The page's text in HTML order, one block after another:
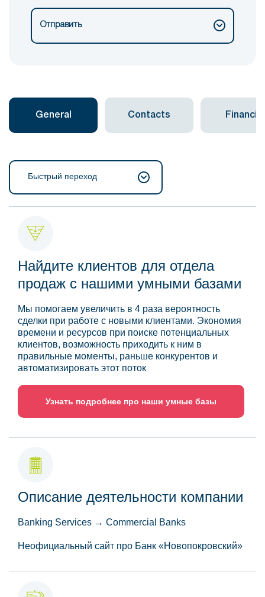
Отправить
General Contacts Financial
Быстрый переход
Найдите клиентов для отдела
продаж с нашими умными базами
Мы помогаем увеличить в 4 раза вероятность
сделки при работе с новыми клиентами. Экономия
времени и ресурсов при поиске потенциальных
клиентов, возможность приходить к ним в
правильные моменты, раньше конкурентов и
автоматизировать этот поток
Узнать подробнее про наши умные базы
Описание деятельности компании
Banking Services → Commercial Banks
Неофициальный сайт про Банк «Новопокровский»